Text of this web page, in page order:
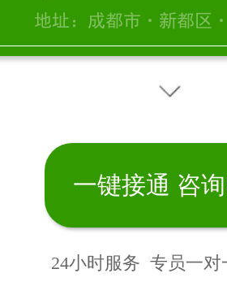
地址：成都市·新都区
一键接通 咨
24小时服务 专员一对